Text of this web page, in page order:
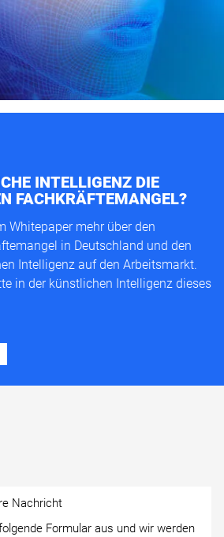
INTELLIGENZ DIE
FACHKRÄFTEMANGEL?
Whitepaper mehr über den
in Deutschland und den
Intelligenz auf den Arbeitsmarkt.
in der künstlichen Intelligenz dieses
Nachricht
Formular aus und wir werden